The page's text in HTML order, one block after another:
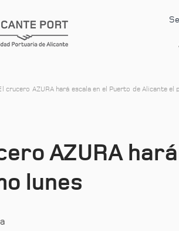
crucero AZURA hará escala en el Puerto de Alicante el
AZURA
lunes